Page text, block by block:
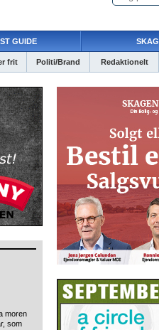
GUIDE
frit Politi/Brand Redaktionelt
moren
som